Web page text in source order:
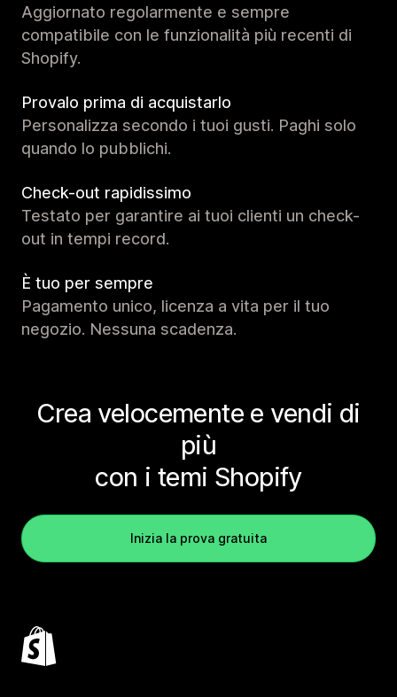
Aggiornato regolarmente e sempre
compatibile con le funzionalità più recenti di
Shopify.
Provalo prima di acquistarlo
Personalizza secondo i tuoi gusti. Paghi solo
quando lo pubblichi.
Check-out rapidissimo
Testato per garantire ai tuoi clienti un check-
out in tempi record.
È tuo per sempre
Pagamento unico, licenza a vita per il tuo
negozio. Nessuna scadenza.
Crea velocemente e vendi di
più
con i temi Shopify
Inizia la prova gratuita